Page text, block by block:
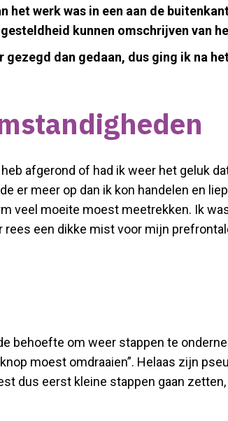
het werk was in een aan de
kunnen omschrijven van
dan gedaan, dus ging ik na
afgerond of had ik weer het geluk
er meer op dan ik kon handelen en
veel moeite moest meetrekken. Ik
rees een dikke mist voor mijn
behoefte om weer stappen te
moest omdraaien”. Helaas zijn
dus eerst kleine stappen gaan zetten,